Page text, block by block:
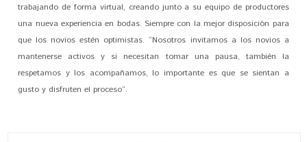
trabajando de forma virtual, creando junto a su equipo de productores
una nueva experiencia en bodas. Siempre con la mejor disposición para
que los novios estén optimistas. “Nosotros invitamos a los novios a
mantenerse activos y si necesitan tomar una pausa, también la
respetamos y los acompañamos, lo importante es que se sientan a
gusto y disfruten el proceso”.